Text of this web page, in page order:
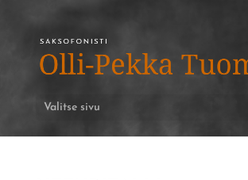
Valitse sivu